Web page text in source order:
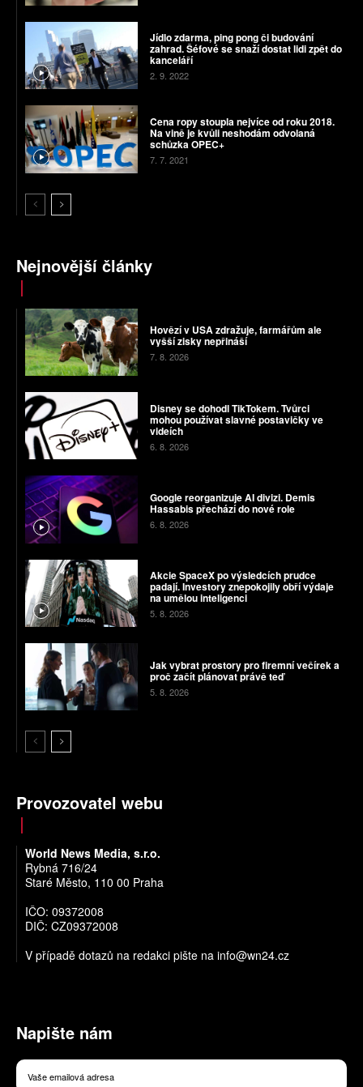
Jídlo zdarma, ping pong či budování
zahrad. Šéfové se snaží dostat lidi zpět do
kanceláří
2. 9. 2022
Cena ropy stoupla nejvíce od roku 2018.
Na vině je kvůli neshodám odvolaná
schůzka OPEC+
7. 7. 2021
Nejnovější články
Hovězí v USA zdražuje, farmářům ale
vyšší zisky nepřináší
7. 8. 2026
Disney se dohodl TikTokem. Tvůrci
mohou používat slavné postavičky ve
videích
6. 8. 2026
Google reorganizuje AI divizi. Demis
Hassabis přechází do nové role
6. 8. 2026
Akcie SpaceX po výsledcích prudce
padají. Investory znepokojily obří výdaje
na umělou inteligenci
5. 8. 2026
Jak vybrat prostory pro firemní večírek a
proč začít plánovat právě teď
5. 8. 2026
Provozovatel webu
World News Media, s.r.o.
Rybná 716/24
Staré Město, 110 00 Praha
IČO: 09372008
DIČ: CZ09372008
V případě dotazů na redakci pište na info@wn24.cz
Napište nám